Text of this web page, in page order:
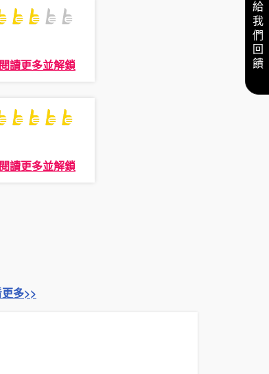
閱讀更多並解鎖
閱讀更多並解鎖
多>>
給我們回饋